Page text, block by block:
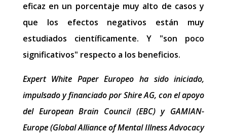
eficaz en un porcentaje muy alto de casos y
que los efectos negativos están muy
estudiados científicamente. Y "son poco
significativos" respecto a los beneficios.
Expert White Paper Europeo ha sido iniciado,
impulsado y financiado por Shire AG, con el apoyo
del European Brain Council (EBC) y GAMIAN-
Europe (Global Alliance of Mental Illness Advocacy